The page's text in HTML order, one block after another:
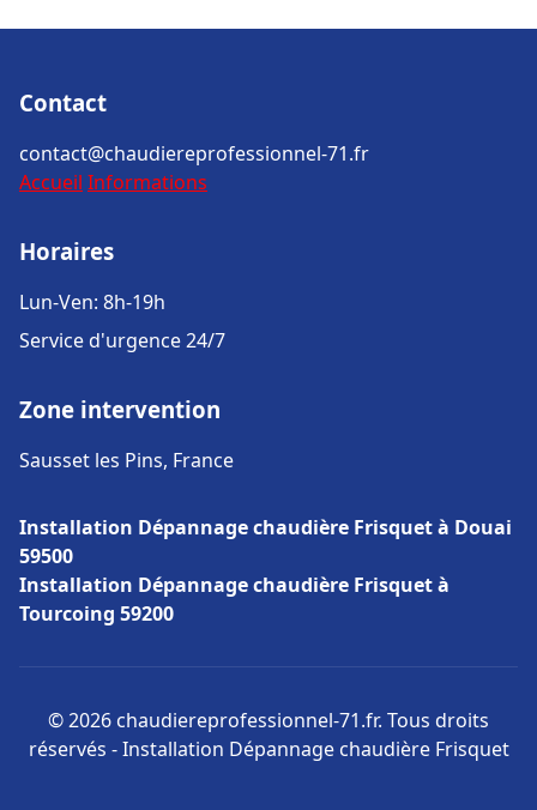
Contact
contact@chaudiereprofessionnel-71.fr
Accueil Informations
Horaires
Lun-Ven: 8h-19h
Service d'urgence 24/7
Zone intervention
Sausset les Pins, France
Installation Dépannage chaudière Frisquet à Douai
59500
Installation Dépannage chaudière Frisquet à
Tourcoing 59200
© 2026 chaudiereprofessionnel-71.fr. Tous droits
réservés - Installation Dépannage chaudière Frisquet